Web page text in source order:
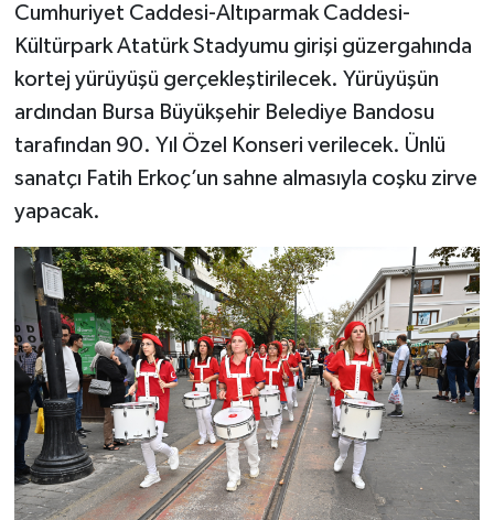
Cumhuriyet Caddesi-Altıparmak Caddesi-
Kültürpark Atatürk Stadyumu girişi güzergahında
kortej yürüyüşü gerçekleştirilecek. Yürüyüşün
ardından Bursa Büyükşehir Belediye Bandosu
tarafından 90. Yıl Özel Konseri verilecek. Ünlü
sanatçı Fatih Erkoç’un sahne almasıyla coşku zirve
yapacak.